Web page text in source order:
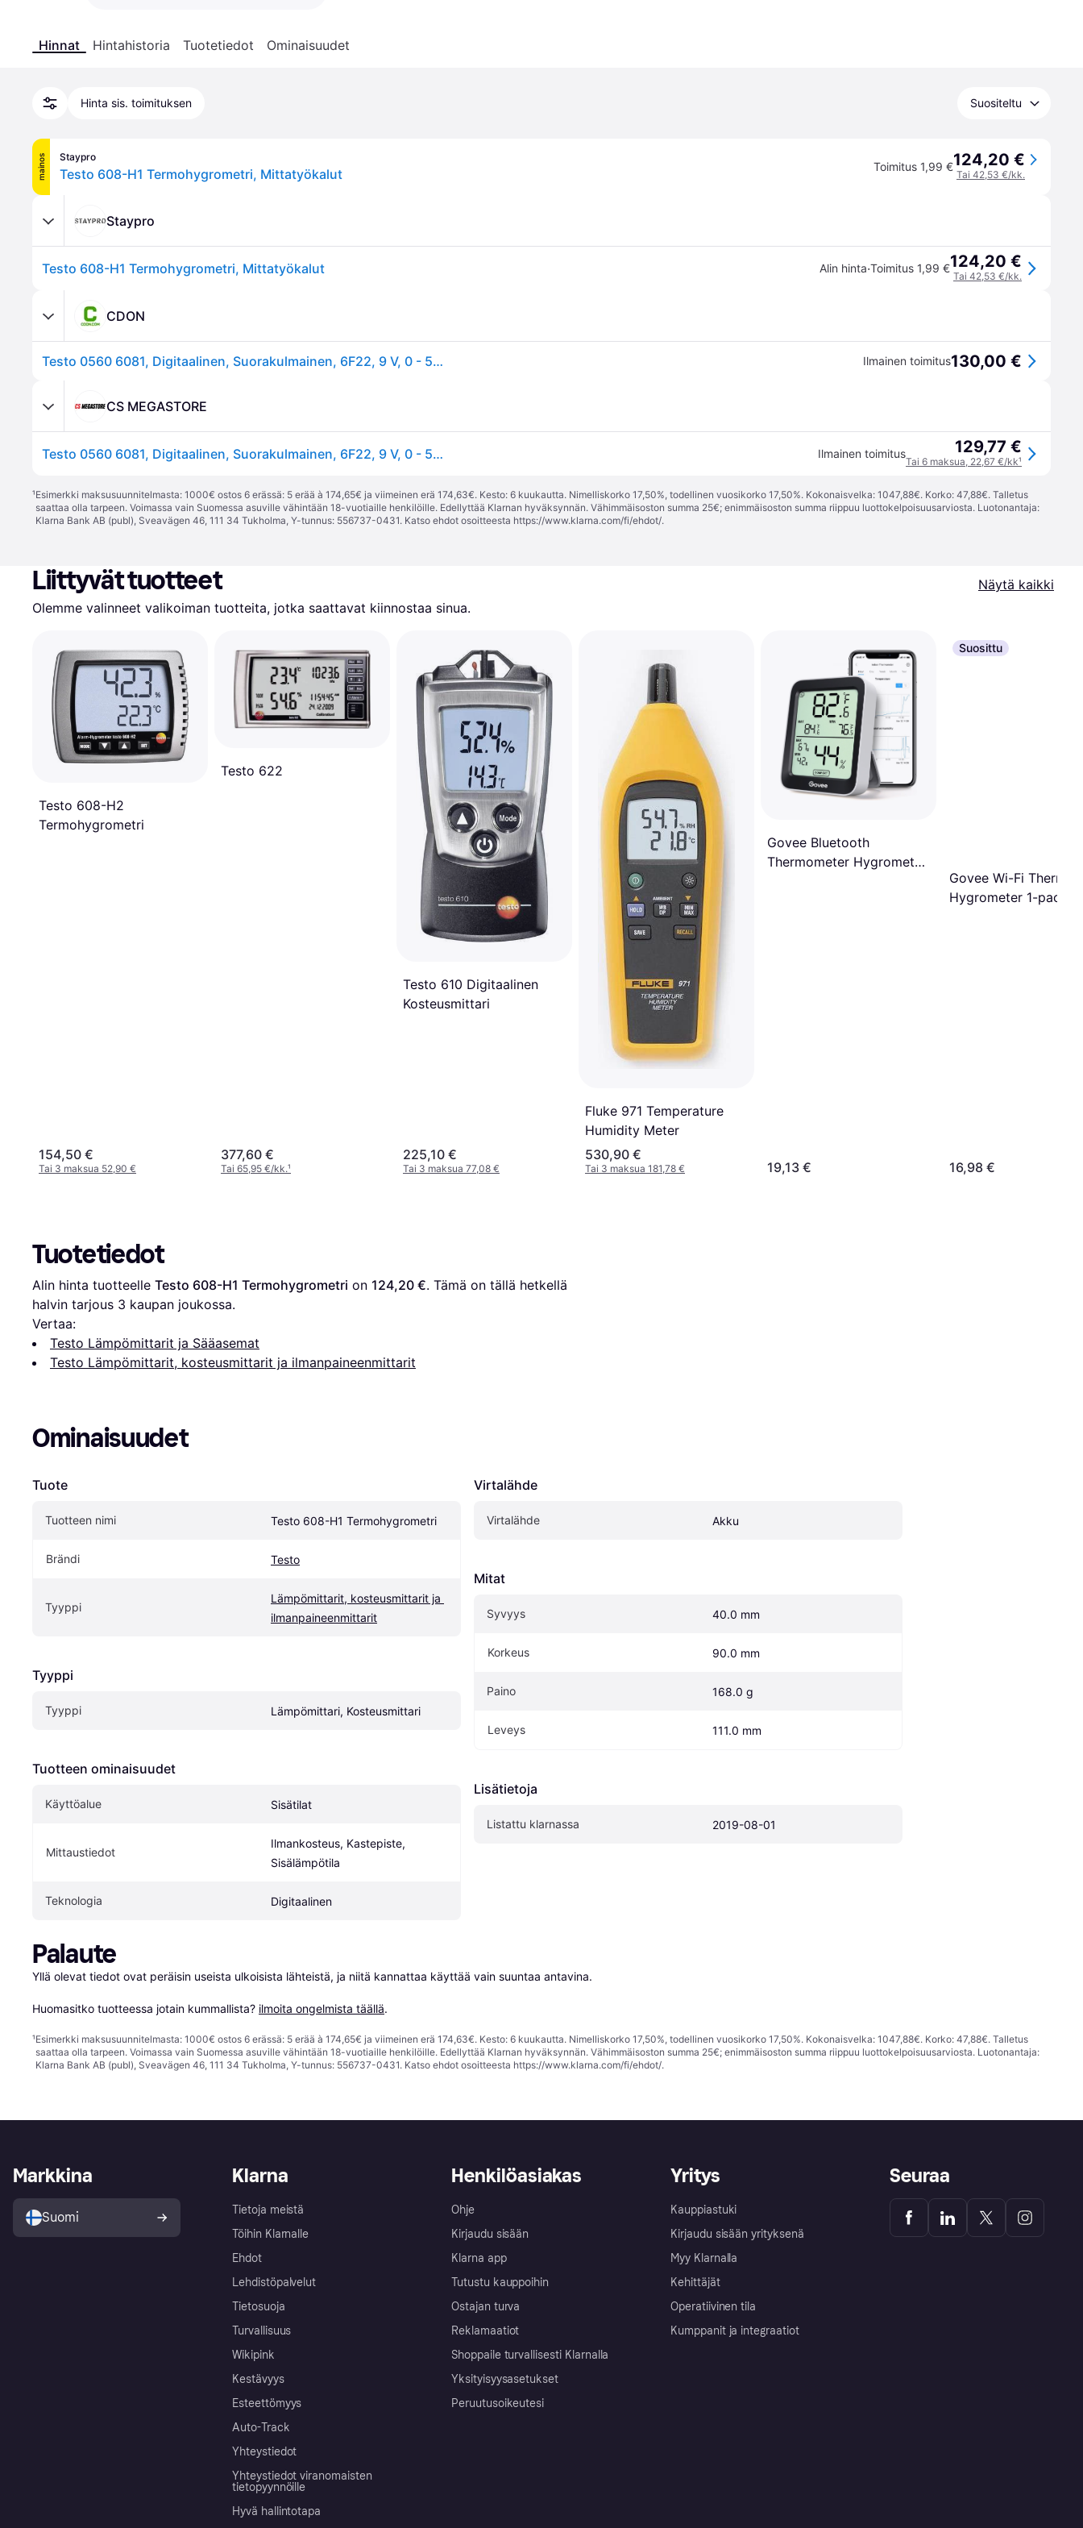
Hinnat Hintahistoria Tuotetiedot Ominaisuudet
Hinta sis. toimituksen Suositeltu
mainos Staypro
Testo 608-H1 Termohygrometri, Mittatyökalut Toimitus 1,99 €124,20 €
Tai 42,53 €/kk.
Staypro
Testo 608-H1 Termohygrometri, Mittatyökalut Alin hinta·Toimitus 1,99 €124,20 €
Tai 42,53 €/kk.
CDON
Testo 0560 6081, Digitaalinen, Suorakulmainen, 6F22, 9 V, 0 - 50 °C, -40 - 70 °C Ilmainen toimitus130,00 €
CS MEGASTORE
Testo 0560 6081, Digitaalinen, Suorakulmainen, 6F22, 9 V, 0 - 50 °C, -40 - 70 °C Ilmainen toimitus 129,77 €
Tai 6 maksua, 22,67 €/kk¹
¹Esimerkki maksusuunnitelmasta: 1000€ ostos 6 erässä: 5 erää à 174,65€ ja viimeinen erä 174,63€. Kesto: 6 kuukautta. Nimelliskorko 17,50%, todellinen vuosikorko 17,50%. Kokonaisvelka: 1047,88€. Korko: 47,88€. Talletus
saattaa olla tarpeen. Voimassa vain Suomessa asuville vähintään 18-vuotiaille henkilöille. Edellyttää Klarnan hyväksynnän. Vähimmäisoston summa 25€; enimmäisoston summa riippuu luottokelpoisuusarviosta. Luotonantaja:
Klarna Bank AB (publ), Sveavägen 46, 111 34 Tukholma, Y-tunnus: 556737-0431. Katso ehdot osoitteesta https://www.klarna.com/fi/ehdot/.
Liittyvät tuotteet
Näytä kaikki
Olemme valinneet valikoiman tuotteita, jotka saattavat kiinnostaa sinua.
Testo 608-H2
Termohygrometri
154,50 €
Tai 3 maksua 52,90 €
Testo 622
377,60 €
Tai 65,95 €/kk.¹
Testo 610 Digitaalinen
Kosteusmittari
225,10 €
Tai 3 maksua 77,08 €
Fluke 971 Temperature
Humidity Meter
530,90 €
Tai 3 maksua 181,78 €
Govee Bluetooth
Thermometer Hygrometer
19,13 €
Suosittu
Govee Wi-Fi Thermo-
Hygrometer 1-pack
16,98 €
Tuotetiedot
Alin hinta tuotteelle Testo 608-H1 Termohygrometri on 124,20 €. Tämä on tällä hetkellä
halvin tarjous 3 kaupan joukossa.
Vertaa:
Testo Lämpömittarit ja Sääasemat
Testo Lämpömittarit, kosteusmittarit ja ilmanpaineenmittarit
Ominaisuudet
Tuote
Tuotteen nimi Testo 608-H1 Termohygrometri
Brändi Testo
Tyyppi
Lämpömittarit, kosteusmittarit ja
ilmanpaineenmittarit
Tyyppi
Tyyppi Lämpömittari, Kosteusmittari
Tuotteen ominaisuudet
Käyttöalue Sisätilat
Mittaustiedot
Ilmankosteus, Kastepiste,
Sisälämpötila
Teknologia Digitaalinen
Virtalähde
Virtalähde Akku
Mitat
Syvyys 40.0 mm
Korkeus 90.0 mm
Paino 168.0 g
Leveys 111.0 mm
Lisätietoja
Listattu klarnassa 2019-08-01
Palaute
Yllä olevat tiedot ovat peräisin useista ulkoisista lähteistä, ja niitä kannattaa käyttää vain suuntaa antavina.
Huomasitko tuotteessa jotain kummallista? ilmoita ongelmista täällä.
¹Esimerkki maksusuunnitelmasta: 1000€ ostos 6 erässä: 5 erää à 174,65€ ja viimeinen erä 174,63€. Kesto: 6 kuukautta. Nimelliskorko 17,50%, todellinen vuosikorko 17,50%. Kokonaisvelka: 1047,88€. Korko: 47,88€. Talletus
saattaa olla tarpeen. Voimassa vain Suomessa asuville vähintään 18-vuotiaille henkilöille. Edellyttää Klarnan hyväksynnän. Vähimmäisoston summa 25€; enimmäisoston summa riippuu luottokelpoisuusarviosta. Luotonantaja:
Klarna Bank AB (publ), Sveavägen 46, 111 34 Tukholma, Y-tunnus: 556737-0431. Katso ehdot osoitteesta https://www.klarna.com/fi/ehdot/.
Klarna
Tietoja meistä
Töihin Klarnalle
Ehdot
Lehdistöpalvelut
Tietosuoja
Turvallisuus
Wikipink
Kestävyys
Esteettömyys
Auto-Track
Yhteystiedot
Yhteystiedot viranomaisten
tietopyynnöille
Hyvä hallintotapa
Henkilöasiakas
Ohje
Kirjaudu sisään
Klarna app
Tutustu kauppoihin
Ostajan turva
Reklamaatiot
Shoppaile turvallisesti Klarnalla
Yksityisyysasetukset
Peruutusoikeutesi
Yritys
Kauppiastuki
Kirjaudu sisään yrityksenä
Myy Klarnalla
Kehittäjät
Operatiivinen tila
Kumppanit ja integraatiot
Markkina
Suomi
Seuraa